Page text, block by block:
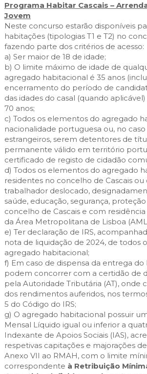
Programa Habitar Cascais –
Jovem
Neste concurso estarão disponíveis
habitações (tipologias T1 e T2) no
fazendo parte dos critérios de acesso:
a) Ser maior de 18 de idade;
b) O limite máximo de idade de
agregado habitacional é 35 anos
encerramento do período de
das idades do casal (quando
70 anos;
c) Todos os elementos do agregado
nacionalidade portuguesa ou, no
estrangeiros, serem detentores de
permanente válido em território
certificado de registo de cidadão
d) Todos os elementos do agregado
residentes no concelho de Cascais
trabalhador deslocado,
saúde, educação, segurança,
concelho de Cascais e com
da Área Metropolitana de Lisboa
e) Ter declaração de IRS,
nota de liquidação de 2024, de todos
agregado habitacional;
f) Em caso de dispensa da entrega do
podem concorrer com a certidão de
pela Autoridade Tributária (AT), onde
dos rendimentos auferidos, nos
5 do Código do IRS;
g) O agregado habitacional possuir
Mensal Líquido igual ou inferior a
Indexante de Apoios Sociais (IAS),
respetivas capitações e majorações
Anexo VII ao RMAH, com o limite
correspondente à Retribuição